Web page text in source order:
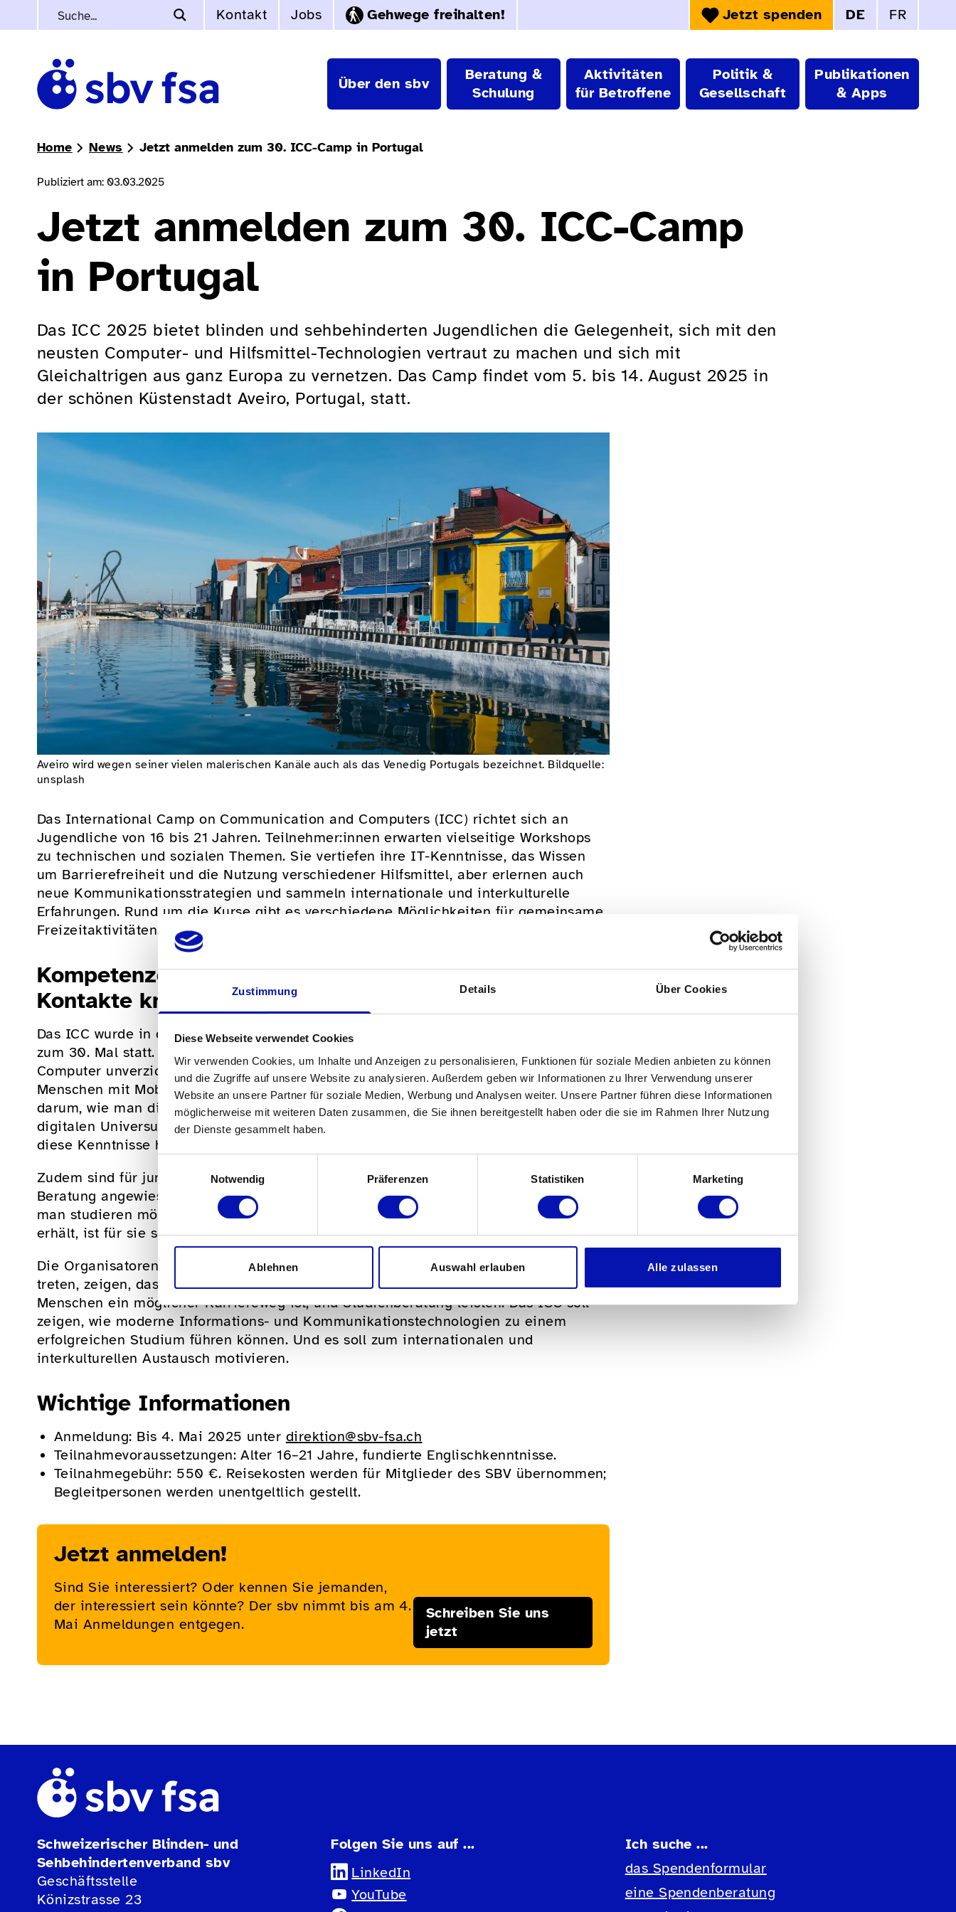
Zustimmung Details Über Cookies
Diese Webseite verwendet Cookies
Wir verwenden Cookies, um Inhalte und Anzeigen zu personalisieren, Funktionen für soziale Medien anbieten zu können
und die Zugriffe auf unsere Website zu analysieren. Außerdem geben wir Informationen zu Ihrer Verwendung unserer
Website an unsere Partner für soziale Medien, Werbung und Analysen weiter. Unsere Partner führen diese Informationen
möglicherweise mit weiteren Daten zusammen, die Sie ihnen bereitgestellt haben oder die sie im Rahmen Ihrer Nutzung
der Dienste gesammelt haben.
Notwendig
Präferenzen Statistiken Marketing
Ablehnen Auswahl erlauben Alle zulassen
Kontakt Jobs Gehwege freihalten! Jetzt spenden Sprachwahl:
DE FR
Über den sbv
Beratung &
Schulung
Aktivitäten
für Betroffene
Politik &
Gesellschaft
Publikationen
& Apps
Home News Jetzt anmelden zum 30. ICC-Camp in Portugal
Publiziert am: 03.03.2025
Jetzt anmelden zum 30. ICC-Camp
in Portugal
Das ICC 2025 bietet blinden und sehbehinderten Jugendlichen die Gelegenheit, sich mit den
neusten Computer- und Hilfsmittel-Technologien vertraut zu machen und sich mit
Gleichaltrigen aus ganz Europa zu vernetzen. Das Camp findet vom 5. bis 14. August 2025 in
der schönen Küstenstadt Aveiro, Portugal, statt.
Aveiro wird wegen seiner vielen malerischen Kanäle auch als das Venedig Portugals bezeichnet. Bildquelle:
unsplash
Das International Camp on Communication and Computers (ICC) richtet sich an
Jugendliche von 16 bis 21 Jahren. Teilnehmer:innen erwarten vielseitige Workshops
zu technischen und sozialen Themen. Sie vertiefen ihre IT-Kenntnisse, das Wissen
um Barrierefreiheit und die Nutzung verschiedener Hilfsmittel, aber erlernen auch
neue Kommunikationsstrategien und sammeln internationale und interkulturelle
Erfahrungen. Rund um die Kurse gibt es verschiedene Möglichkeiten für gemeinsame
Freizeitaktivitäten.
Kompetenzen stärken, Karrierewege aufzeigen,
Kontakte knüpfen
Das ICC wurde in den späten 80er Jahren ins Leben gerufen und findet 2025 bereits
zum 30. Mal statt. Die Kernidee: Für blinde und sehbehinderte Menschen ist der
Computer unverzichtbar – er sei, so die Organisator:innen, fast wie ein Rollstuhl für
Menschen mit Mobilitätsbehinderung. Die nötigen IT-Kompetenzen und das Wissen
darum, wie man die Computer seinen Bedürfnissen anpassen kann, öffnet die Tür zum
digitalen Universum. Besonders für die jungen Menschen, die das ICC anspricht, sind
diese Kenntnisse heute ein Muss.
Zudem sind für junge Menschen mit Sehbehinderung in besonderem Masse auf
Beratung angewiesen, wenn sie sich für ein Studium entscheiden wollen: Was und wo
man studieren möchte, wie man ein Studium strukturiert und wo man Unterstützung
erhält, ist für sie sehr komplex.
Die Organisatoren des ICC wollen frühzeitig mit möglichen Studierenden in Kontakt
treten, zeigen, dass die Hochschulbildung auch für blinde und sehbehinderte
Menschen ein möglicher Karriereweg ist, und Studienberatung leisten. Das ICC soll
zeigen, wie moderne Informations- und Kommunikationstechnologien zu einem
erfolgreichen Studium führen können. Und es soll zum internationalen und
interkulturellen Austausch motivieren.
Wichtige Informationen
Anmeldung: Bis 4. Mai 2025 unter direktion@sbv-fsa.ch
Teilnahmevoraussetzungen: Alter 16–21 Jahre, fundierte Englischkenntnisse.
Teilnahmegebühr: 550 €. Reisekosten werden für Mitglieder des SBV übernommen;
Begleitpersonen werden unentgeltlich gestellt.
Jetzt anmelden!
Sind Sie interessiert? Oder kennen Sie jemanden,
der interessiert sein könnte? Der sbv nimmt bis am 4.
Mai Anmeldungen entgegen.
Schreiben Sie uns
jetzt
Schweizerischer Blinden- und
Sehbehindertenverband sbv
Geschäftsstelle
Könizstrasse 23
Folgen Sie uns auf ...
LinkedIn
YouTube
Ich suche ...
das Spendenformular
eine Spendenberatung